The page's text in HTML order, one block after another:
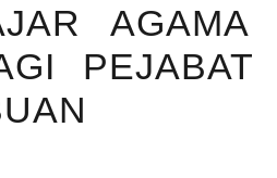
AGAMA
PEJABAT